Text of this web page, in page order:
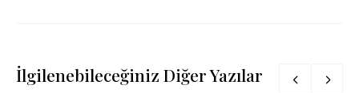
İlgilenebileceğiniz Diğer Yazılar